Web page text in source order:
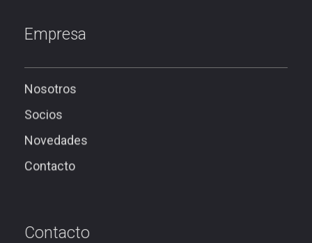
Empresa
Nosotros
Socios
Novedades
Contacto
Contacto